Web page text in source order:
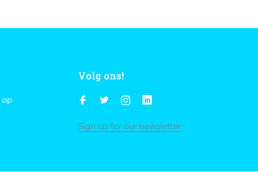
op
Volg ons!
Sign up for our newsletter